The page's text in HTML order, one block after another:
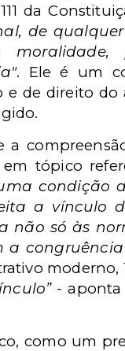
da
de
. Ele é um
e de direito
em tópico
condição
a vínculo
não só às
a
moderno,
- aponta
como um